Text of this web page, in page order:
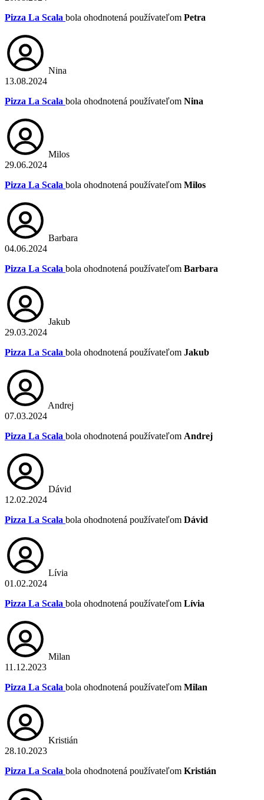
Pizza La Scala bola ohodnotená používateľom Petra
Nina
13.08.2024
Pizza La Scala bola ohodnotená používateľom Nina
Milos
29.06.2024
Pizza La Scala bola ohodnotená používateľom Milos
Barbara
04.06.2024
Pizza La Scala bola ohodnotená používateľom Barbara
Jakub
29.03.2024
Pizza La Scala bola ohodnotená používateľom Jakub
Andrej
07.03.2024
Pizza La Scala bola ohodnotená používateľom Andrej
Dávid
12.02.2024
Pizza La Scala bola ohodnotená používateľom Dávid
Lívia
01.02.2024
Pizza La Scala bola ohodnotená používateľom Lívia
Milan
11.12.2023
Pizza La Scala bola ohodnotená používateľom Milan
Kristián
28.10.2023
Pizza La Scala bola ohodnotená používateľom Kristián